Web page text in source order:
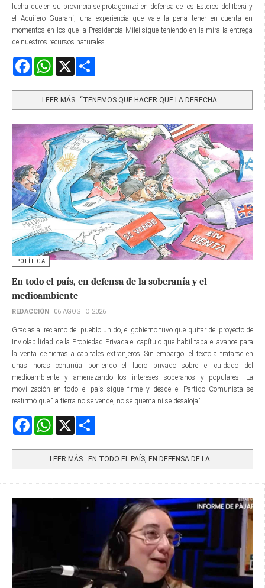
lucha que en su provincia se protagonizó en defensa de los Esteros del Iberá y
el Acuífero Guaraní, una experiencia que vale la pena tener en cuenta en
momentos en los que la Presidencia Milei sigue teniendo en la mira la entrega
de nuestros recursos naturales.
FacebookWhatsApp
LEER MÁS…“TENEMOS QUE HACER QUE LA DERECHA...
POLÍTICA
En todo el país, en defensa de la soberanía y el
medioambiente
REDACCIÓN 06 AGOSTO 2026
Gracias al reclamo del pueblo unido, el gobierno tuvo que quitar del proyecto de
Inviolabilidad de la Propiedad Privada el capítulo que habilitaba el avance para
la venta de tierras a capitales extranjeros. Sin embargo, el texto a tratarse en
unas horas continúa poniendo el lucro privado sobre el cuidado del
medioambiente y amenazando los intereses soberanos y populares. La
movilización en todo el país sigue firme y desde el Partido Comunista se
reafirmó que “la tierra no se vende, no se quema ni se desaloja”.
FacebookWhatsApp
LEER MÁS…EN TODO EL PAÍS, EN DEFENSA DE LA...